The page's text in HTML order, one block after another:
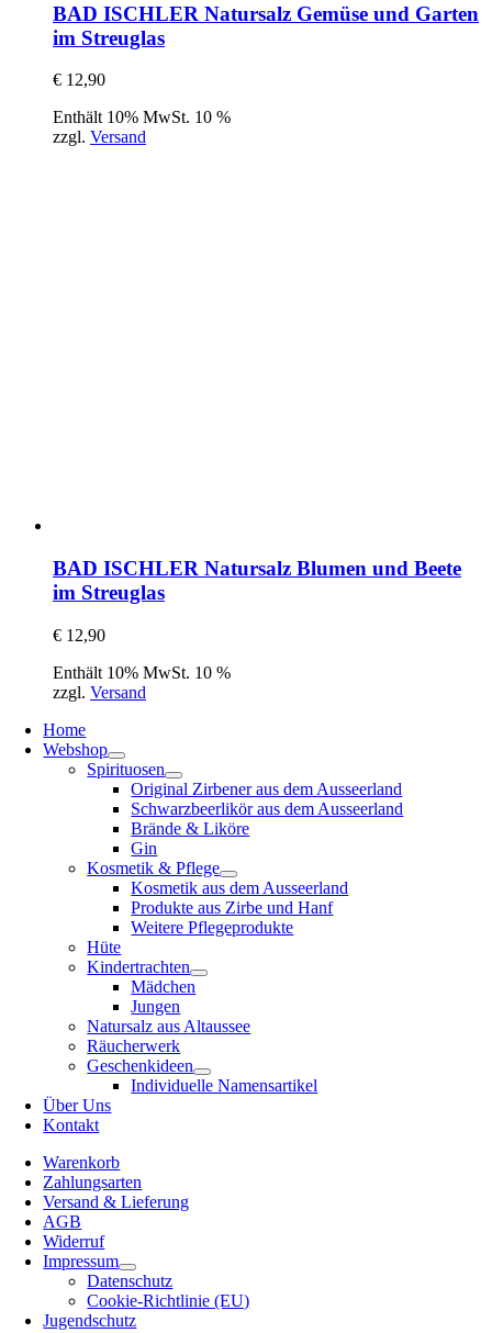
BAD ISCHLER Natursalz Gemüse und Garten
im Streuglas
€ 12,90
Enthält 10% MwSt. 10 %
zzgl. Versand
BAD ISCHLER Natursalz Blumen und Beete
im Streuglas
€ 12,90
Enthält 10% MwSt. 10 %
zzgl. Versand
Home
Webshop
Spirituosen
Original Zirbener aus dem Ausseerland
Schwarzbeerlikör aus dem Ausseerland
Brände & Liköre
Gin
Kosmetik & Pflege
Kosmetik aus dem Ausseerland
Produkte aus Zirbe und Hanf
Weitere Pflegeprodukte
Hüte
Kindertrachten
Mädchen
Jungen
Natursalz aus Altaussee
Räucherwerk
Geschenkideen
Individuelle Namensartikel
Über Uns
Kontakt
Warenkorb
Zahlungsarten
Versand & Lieferung
AGB
Widerruf
Impressum
Datenschutz
Cookie-Richtlinie (EU)
Jugendschutz